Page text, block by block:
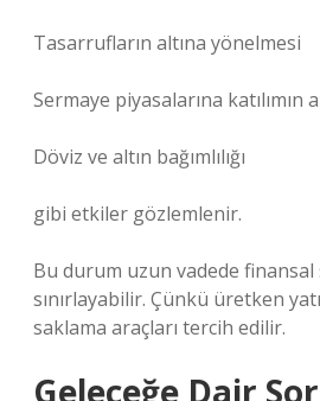
Tasarrufların altına yönelmesi
Sermaye piyasalarına katılımın
Döviz ve altın bağımlılığı
gibi etkiler gözlemlenir.
Bu durum uzun vadede
sınırlayabilir. Çünkü üretken
saklama araçları tercih edilir.
Geleceğe Dair